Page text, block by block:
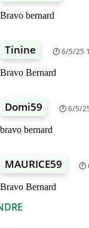
Bravo bernard
Tinine 6/5/25
Bravo Bernard
Domi59 6/5/
bravo bernard
MAURICE59
Bravo Bernard